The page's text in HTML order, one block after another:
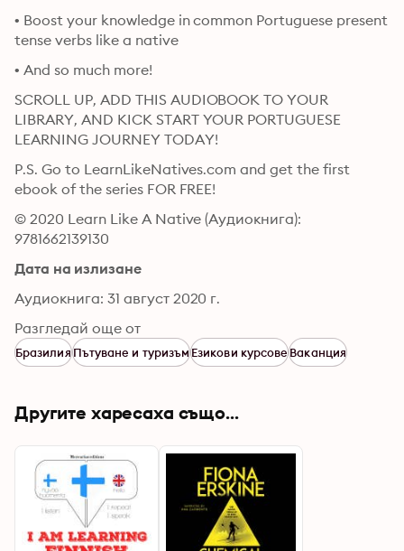
• Boost your knowledge in common Portuguese present
tense verbs like a native
• And so much more!
SCROLL UP, ADD THIS AUDIOBOOK TO YOUR
LIBRARY, AND KICK START YOUR PORTUGUESE
LEARNING JOURNEY TODAY!
P.S. Go to LearnLikeNatives.com and get the first
ebook of the series FOR FREE!
© 2020 Learn Like A Native (Аудиокнига):
9781662139130
Дата на излизане
Аудиокнига: 31 август 2020 г.
Разгледай още от
БразилияПътуване и туризъмЕзикови курсовеВаканция
Другите харесаха също...